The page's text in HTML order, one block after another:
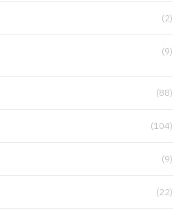
(2)
(9)
(88)
(104)
(9)
(22)